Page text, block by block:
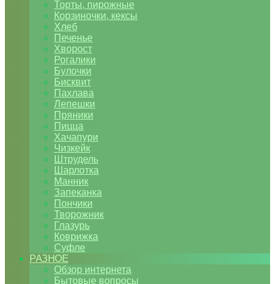
Торты, пирожные
Корзиночки, кексы
Хлеб
Печенье
Хворост
Рогалики
Булочки
Бисквит
Пахлава
Лепешки
Пряники
Пицца
Хачапури
Чизкейк
Штрудель
Шарлотка
Манник
Запеканка
Пончики
Творожник
Глазурь
Коврижка
Суфле
РАЗНОЕ
Обзор интернета
Бытовые вопросы